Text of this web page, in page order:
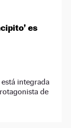
es
integrada
de